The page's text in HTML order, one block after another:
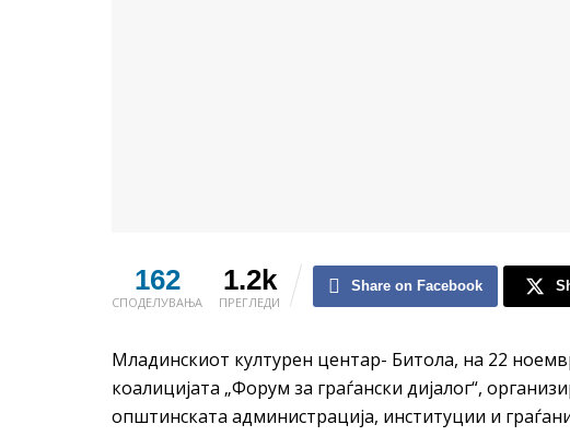
162
СПОДЕЛУВАЊА
1.2k
ПРЕГЛЕДИ
Share on Facebook
Младинскиот културен центар- Битола, на 22
коалицијата „Форум за граѓански дијалог“,
општинската администрација, институции и